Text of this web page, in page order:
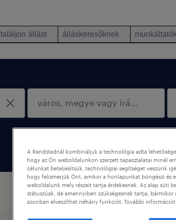
találjon állást álláskeresőknek
A Randstadnál kombináljuk a technológia adta
hogy az Ön weboldalunkon szerzett tapasztalatai minél
célunkat beteljesítsük, technológiai segítséget veszünk
hogy felismerjük Önt, amikor a honlapunkat böngészi és
weboldalunk mely részeit tartja érdekesnek. Az alap süti
státuszúak, de amennyiben szükségesnek tartja,
azonban elveszíthet néhány funkciót. További információt